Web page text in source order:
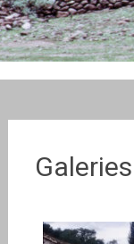
Galeries